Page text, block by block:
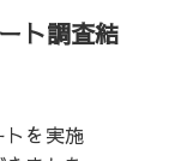
ト調査結
トを実施